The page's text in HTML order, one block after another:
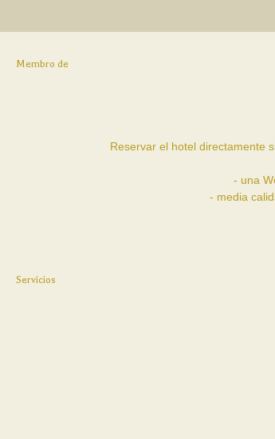
Membro de
Reservar el hotel directamente
- una
- media
Servicios